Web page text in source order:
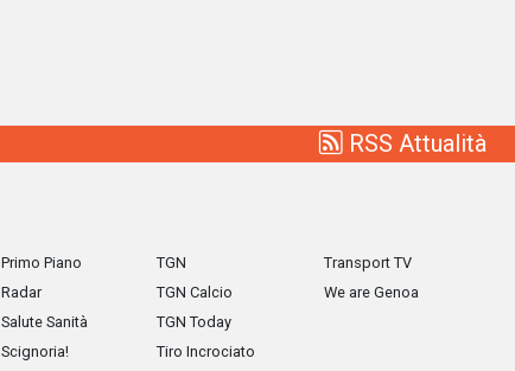
RSS Attualità
Primo Piano
Radar
Salute Sanità
Scignoria!
TGN
TGN Calcio
TGN Today
Tiro Incrociato
Transport TV
We are Genoa